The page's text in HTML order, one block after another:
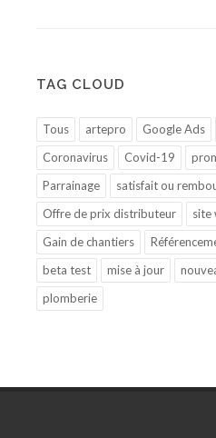
TAG CLOUD
Tous artepro Google Ads
Coronavirus
Covid-19
Parrainage
satisfait ou
Offre de prix distributeur
site
Gain de chantiers
beta test
mise à jour
plomberie